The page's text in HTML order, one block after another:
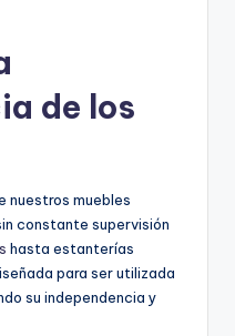
de los
nuestros muebles
constante supervisión
hasta estanterías
para ser utilizada
su independencia y